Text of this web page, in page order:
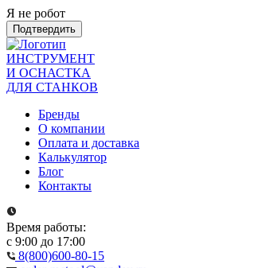
Я не робот
Подтвердить
ИНСТРУМЕНТ
И ОСНАСТКА
ДЛЯ СТАНКОВ
Бренды
О компании
Оплата и доставка
Калькулятор
Блог
Контакты
Время работы:
с 9:00 до 17:00
8(800)600-80-15